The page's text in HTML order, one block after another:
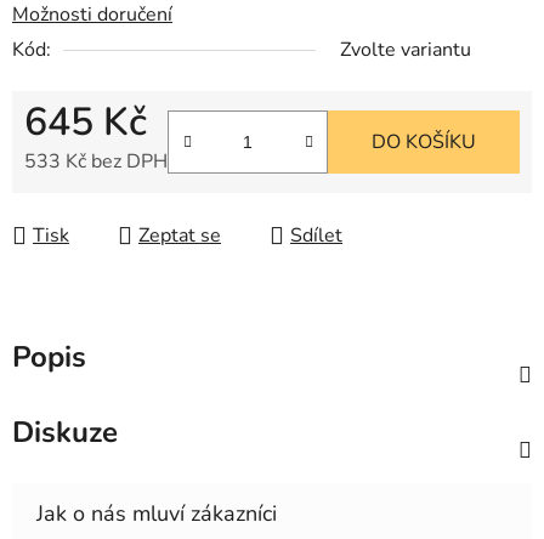
Možnosti doručení
Kód:
Zvolte variantu
645 Kč
533 Kč bez DPH
DO KOŠÍKU
Tisk Zeptat se Sdílet
Popis
Diskuze